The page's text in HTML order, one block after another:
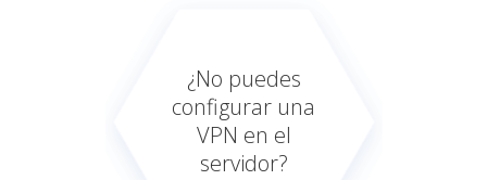
¿No puedes
configurar una
VPN en el
servidor?